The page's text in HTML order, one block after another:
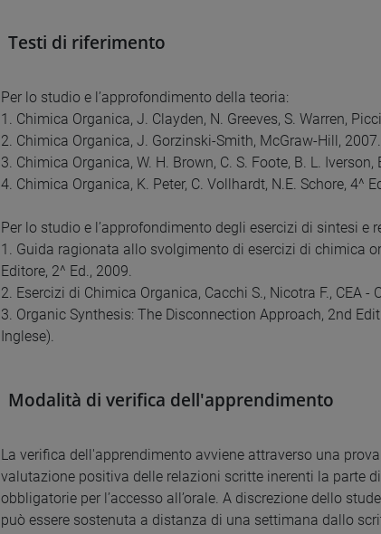
Testi di riferimento
Per lo studio e l’approfondimento della teoria:
1. Chimica Organica, J. Clayden, N. Greeves, S. Warren,
2. Chimica Organica, J. Gorzinski-Smith, McGraw-Hill, 2007.
3. Chimica Organica, W. H. Brown, C. S. Foote, B. L. Iverson,
4. Chimica Organica, K. Peter, C. Vollhardt, N.E. Schore, 4^
Per lo studio e l’approfondimento degli esercizi di sintesi e
1. Guida ragionata allo svolgimento di esercizi di chimica
Editore, 2^ Ed., 2009.
2. Esercizi di Chimica Organica, Cacchi S., Nicotra F., CEA
3. Organic Synthesis: The Disconnection Approach, 2nd
Inglese).
Modalità di verifica dell'apprendimento
La verifica dell'apprendimento avviene attraverso una
valutazione positiva delle relazioni scritte inerenti la parte
obbligatorie per l’accesso all’orale. A discrezione dello
può essere sostenuta a distanza di una settimana dallo